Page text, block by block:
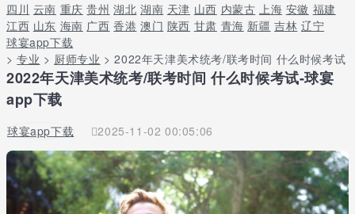
四川 云南 重庆 贵州 湖北 湖南 天津 山西 内蒙古 上海 安徽 福建
江西 山东 海南 广西 香港 澳门 陕西 甘肃 青海 新疆 吉林 辽宁
球宴app下载
>专业 > 厨师专业 > 2022年天津美术统考/联考时间 什么时候考试
2022年天津美术统考/联考时间 什么时候考试-球宴
app下载
球宴app下载 2025-11-02 00:05:06